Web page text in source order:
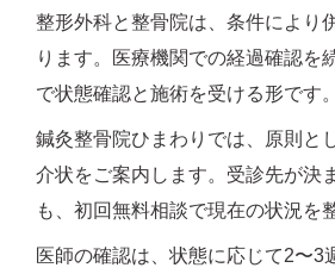
整形外科と整骨院は、条件により
ります。医療機関での経過確認を
で状態確認と施術を受ける形です。
鍼灸整骨院ひまわりでは、原則と
介状をご案内します。受診先が決
も、初回無料相談で現在の状況を
医師の確認は、状態に応じて2〜3